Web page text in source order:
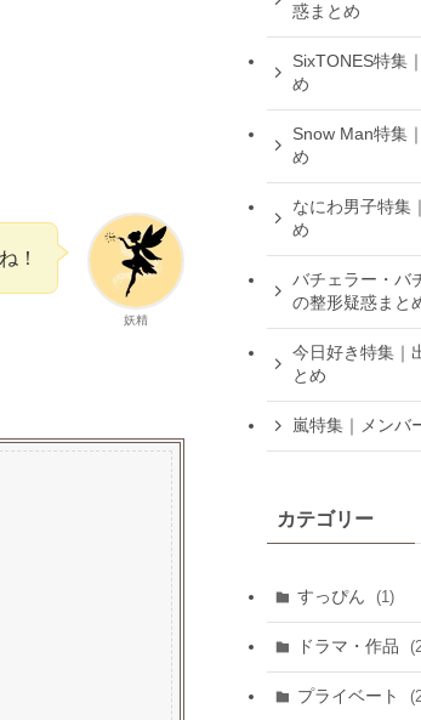
妖精
！
惑まとめ
SixTONES特集
め
Snow Man特集
め
なにわ男子特集
め
バチェラー・バ
の整形疑惑まと
今日好き特集｜
とめ
嵐特集｜メンバ
カテゴリー
すっぴん (1)
ドラマ・作品
プライベート